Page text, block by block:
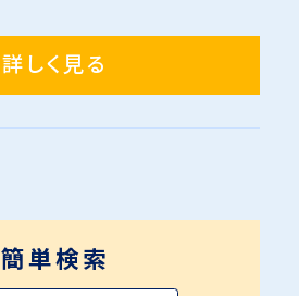
詳しく見る
簡単検索